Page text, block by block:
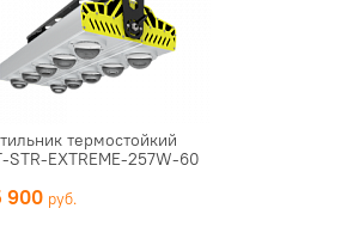
термостойкий
STR-EXTREME-257W-60
900